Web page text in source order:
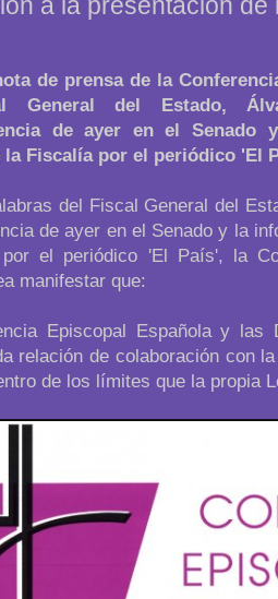
de prensa de la
General del Estado,
de ayer en el Senado
la Fiscalía por el periódico 'El
del Fiscal General del
de ayer en el Senado y la
el periódico 'El País', la
manifestar que:
Episcopal Española y las
relación de colaboración con
de los límites que la propia